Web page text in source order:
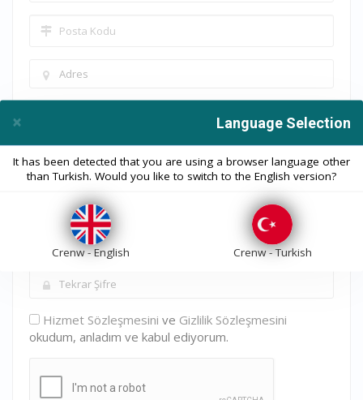
Hizmet Sözleşmesini ve Gizlilik Sözleşmesini
okudum, anladım ve kabul ediyorum.
× Language Selection
It has been detected that you are using a browser language other
than Turkish. Would you like to switch to the English version?
Crenw - English Crenw - Turkish